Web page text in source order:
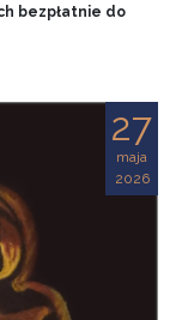
bezpłatnie do
27
maja
2026